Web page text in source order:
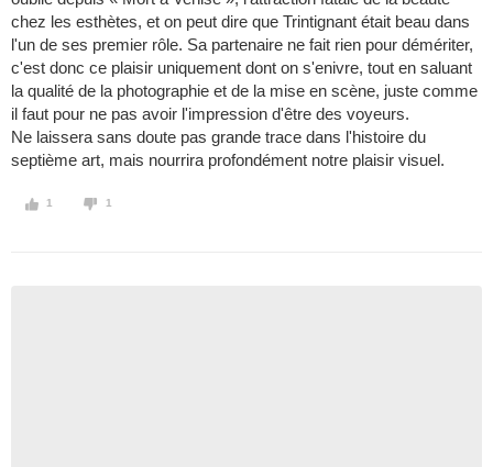
chez les esthètes, et on peut dire que Trintignant était beau dans
l'un de ses premier rôle. Sa partenaire ne fait rien pour démériter,
c'est donc ce plaisir uniquement dont on s'enivre, tout en saluant
la qualité de la photographie et de la mise en scène, juste comme
il faut pour ne pas avoir l'impression d'être des voyeurs.
Ne laissera sans doute pas grande trace dans l'histoire du
septième art, mais nourrira profondément notre plaisir visuel.
1 1